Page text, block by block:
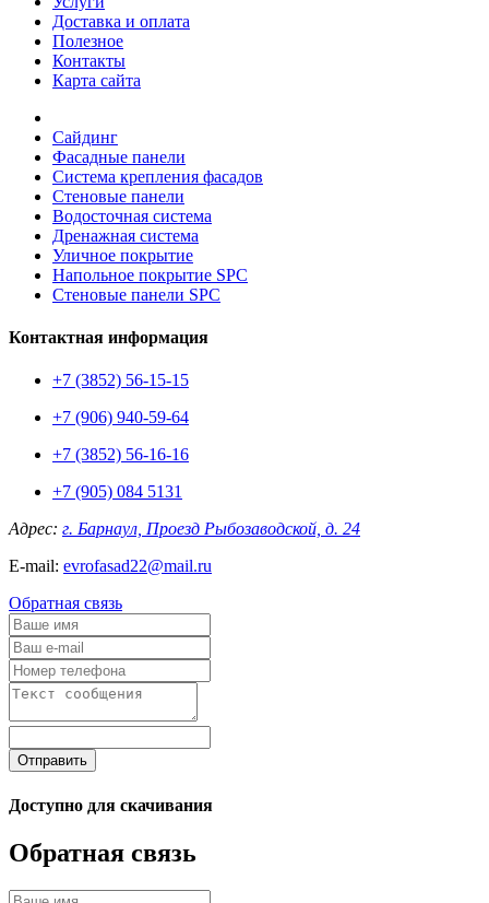
Доставка и оплата
Полезное
Контакты
Карта сайта
Сайдинг
Фасадные панели
Система крепления фасадов
Стеновые панели
Водосточная система
Дренажная система
Уличное покрытие
Напольное покрытие SPC
Стеновые панели SPC
Контактная информация
+7 (3852) 56-15-15
+7 (906) 940-59-64
+7 (3852) 56-16-16
+7 (905) 084 5131
Адрес: г. Барнаул, Проезд Рыбозаводской, д. 24
E-mail: evrofasad22@mail.ru
Обратная связь
Отправить
Доступно для скачивания
Обратная связь